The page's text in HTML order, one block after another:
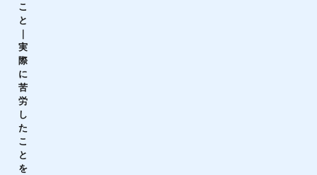
こ
と
｜
実
際
に
苦
労
し
た
こ
と
を